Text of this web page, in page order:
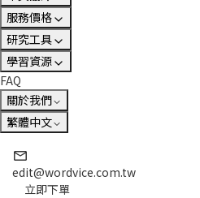
服務價格
研究工具
學習資源
FAQ
關於我們
繁體中文
edit@wordvice.com.tw
立即下單